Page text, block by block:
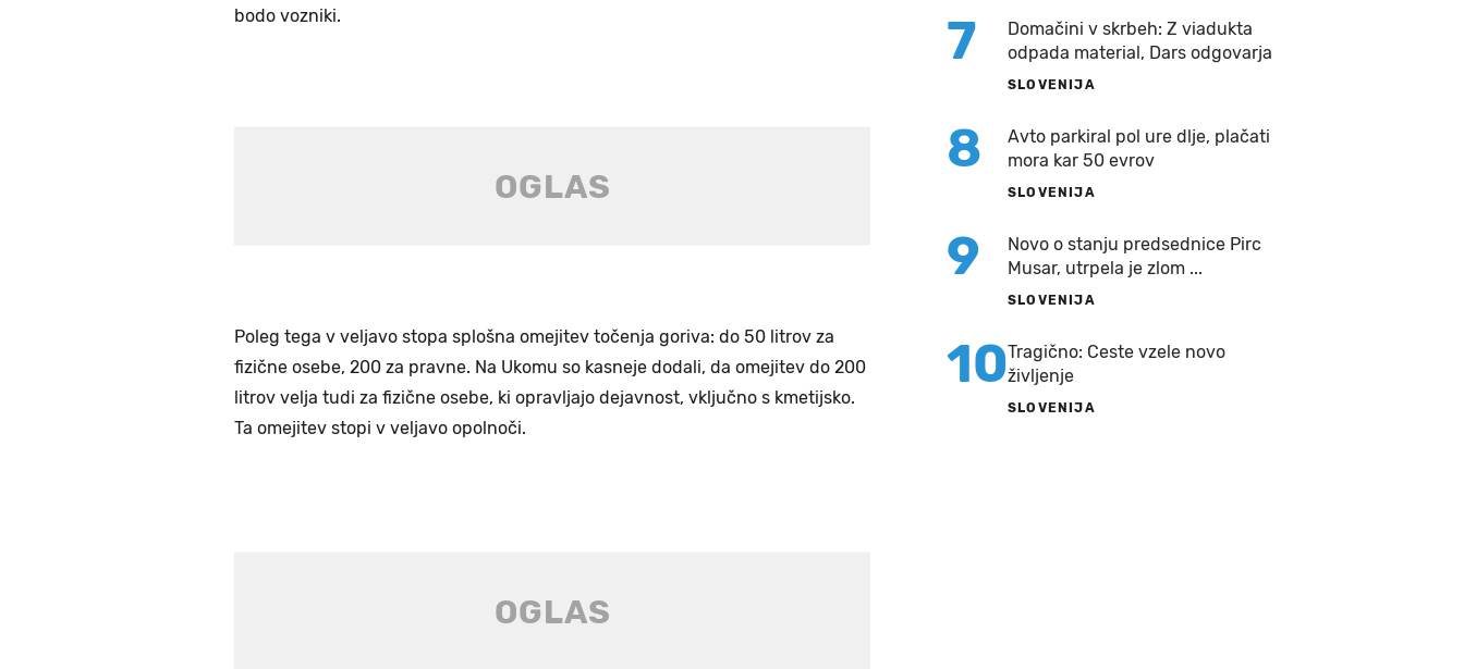
bodo vozniki.
Poleg tega v veljavo stopa splošna omejitev točenja goriva: do 50 litrov za
fizične osebe, 200 za pravne. Na Ukomu so kasneje dodali, da omejitev do 200
litrov velja tudi za fizične osebe, ki opravljajo dejavnost, vključno s kmetijsko.
Ta omejitev stopi v veljavo opolnoči.
7
Domačini v skrbeh: Z viadukta
odpada material, Dars odgovarja
SLOVENIJA
8
Avto parkiral pol ure dlje, plačati
mora kar 50 evrov
SLOVENIJA
9
Novo o stanju predsednice Pirc
Musar, utrpela je zlom ...
SLOVENIJA
10Tragično: Ceste vzele novo
življenje
SLOVENIJA